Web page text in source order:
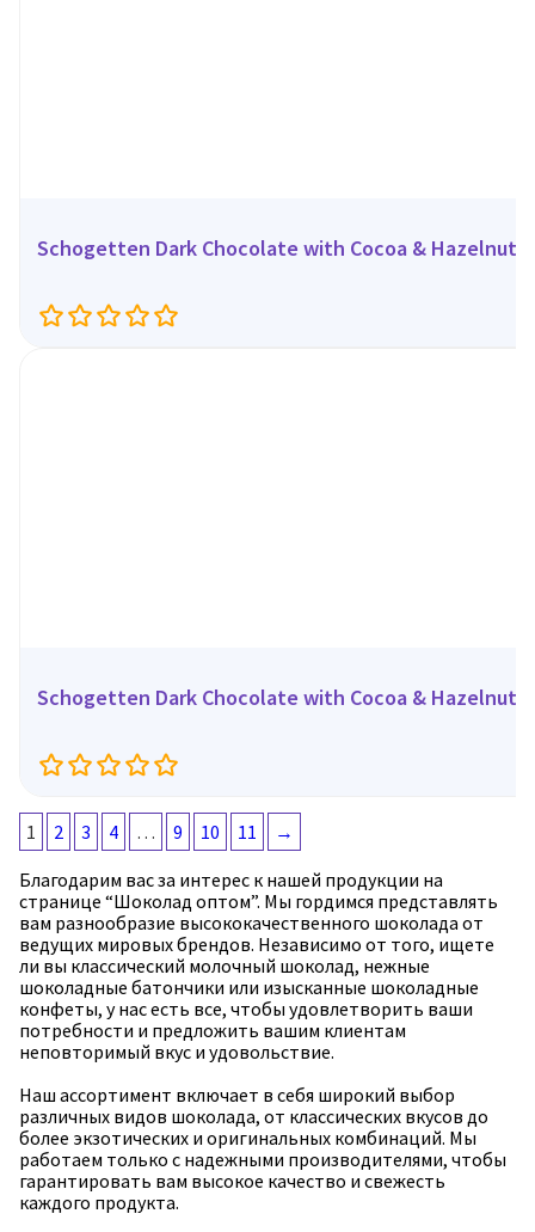
Schogetten Dark Chocolate with Cocoa & Hazelnuts,
Schogetten Dark Chocolate with Cocoa & Hazelnuts,
1 2 3 4 … 9 10 11
→
Благодарим вас за интерес к нашей продукции на
странице “Шоколад оптом”. Мы гордимся представлять
вам разнообразие высококачественного шоколада от
ведущих мировых брендов. Независимо от того, ищете
ли вы классический молочный шоколад, нежные
шоколадные батончики или изысканные шоколадные
конфеты, у нас есть все, чтобы удовлетворить ваши
потребности и предложить вашим клиентам
неповторимый вкус и удовольствие.
Наш ассортимент включает в себя широкий выбор
различных видов шоколада, от классических вкусов до
более экзотических и оригинальных комбинаций. Мы
работаем только с надежными производителями, чтобы
гарантировать вам высокое качество и свежесть
каждого продукта.